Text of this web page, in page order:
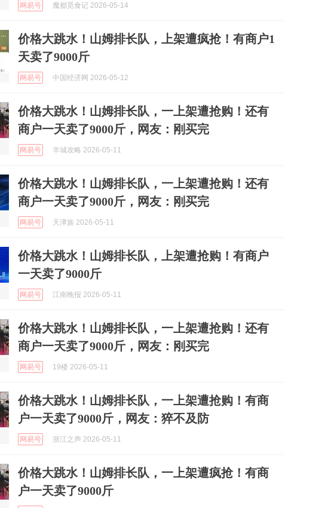
网易号 魔都觅食记 2026-05-14
价格大跳水！山姆排长队，上架遭疯抢！有商户1
天卖了9000斤
网易号 中国经济网 2026-05-12
价格大跳水！山姆排长队，一上架遭抢购！还有
商户一天卖了9000斤，网友：刚买完
网易号 羊城攻略 2026-05-11
价格大跳水！山姆排长队，一上架遭抢购！还有
商户一天卖了9000斤，网友：刚买完
网易号 天津族 2026-05-11
价格大跳水！山姆排长队，上架遭抢购！有商户
一天卖了9000斤
网易号 江南晚报 2026-05-11
价格大跳水！山姆排长队，一上架遭抢购！还有
商户一天卖了9000斤，网友：刚买完
网易号 19楼 2026-05-11
价格大跳水！山姆排长队，一上架遭抢购！有商
户一天卖了9000斤，网友：猝不及防
网易号 浙江之声 2026-05-11
价格大跳水！山姆排长队，一上架遭疯抢！有商
户一天卖了9000斤